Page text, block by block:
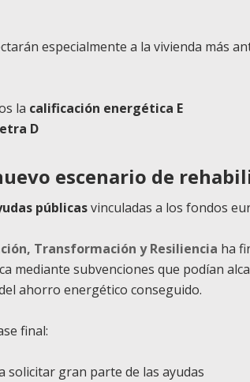
especialmente a la vivienda más
la calificación energética E
D
escenario de
públicasvinculadas a los fondos
Transformación y Resiliencia ha
mediante subvenciones que podían
ahorro energético conseguido.
final:
solicitar gran parte de las ayudas